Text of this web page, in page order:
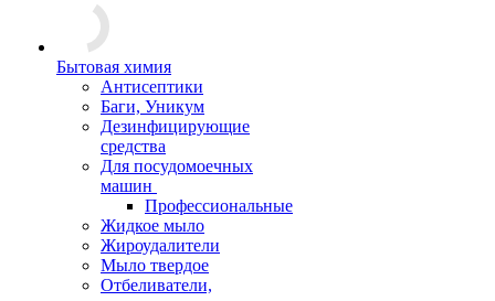
Бытовая химия
Антисептики
Баги, Уникум
Дезинфицирующие
средства
Для посудомоечных
машин
Профессиональные
Жидкое мыло
Жироудалители
Мыло твердое
Отбеливатели,